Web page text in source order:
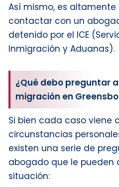
Así mismo, es
contactar con un
detenido por el ICE
Inmigración y Aduanas).
¿Qué debo preguntar
migración en
Si bien cada caso viene
circunstancias
existen una serie de
abogado que le pueden
situación: